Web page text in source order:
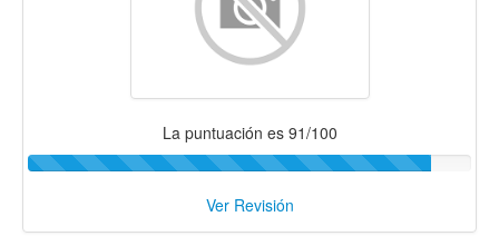
La puntuación es 91/100
Ver Revisión